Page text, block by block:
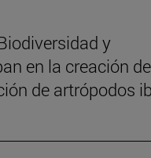
y
en la creación
de artrópodos